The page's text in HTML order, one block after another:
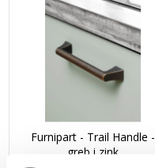
Furnipart - Trail Handle -
greb i zink